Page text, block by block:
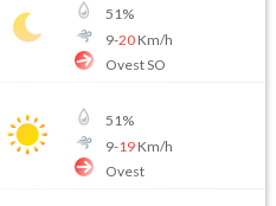
51%
9-20Km/h
Ovest SO
51%
9-19Km/h
Ovest